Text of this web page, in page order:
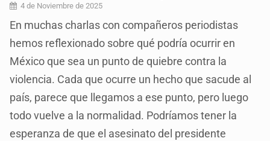
4 de Noviembre de 2025
En muchas charlas con compañeros periodistas
hemos reflexionado sobre qué podría ocurrir en
México que sea un punto de quiebre contra la
violencia. Cada que ocurre un hecho que sacude al
país, parece que llegamos a ese punto, pero luego
todo vuelve a la normalidad. Podríamos tener la
esperanza de que el asesinato del presidente